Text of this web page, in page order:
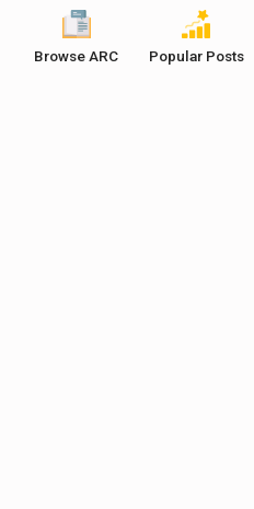
Browse ARC Popular Posts